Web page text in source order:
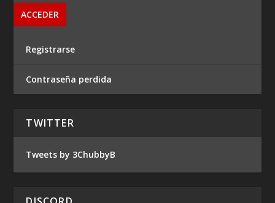
Registrarse
Contraseña perdida
TWITTER
Tweets by 3ChubbyB